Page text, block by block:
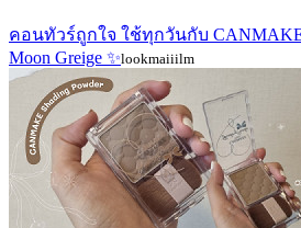
คอนทัวร์ถูกใจ ใช้ทุกวันกับ CANMAKE
Moon Greige ✨lookmaiiilm